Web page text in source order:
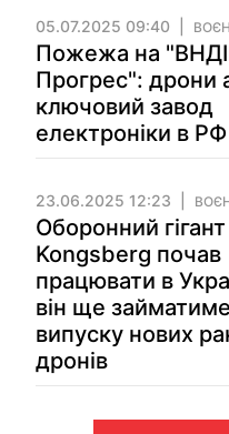
05.07.2025 09:40
Пожежа на
Прогрес": дрони
ключовий завод
електроніки в
23.06.2025 12:23
Оборонний гігант
Kongsberg почав
працювати в
він ще
випуску нових
дронів